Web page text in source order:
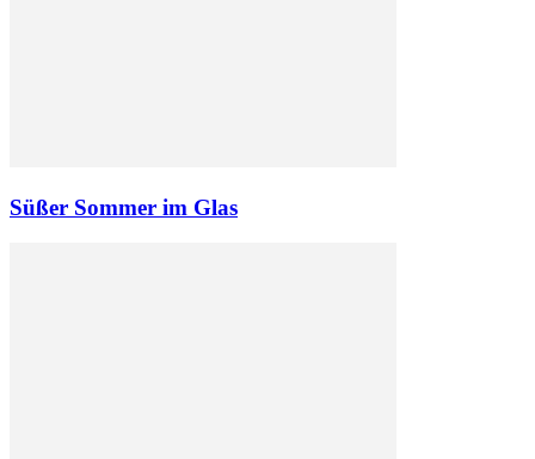
Süßer Sommer im Glas